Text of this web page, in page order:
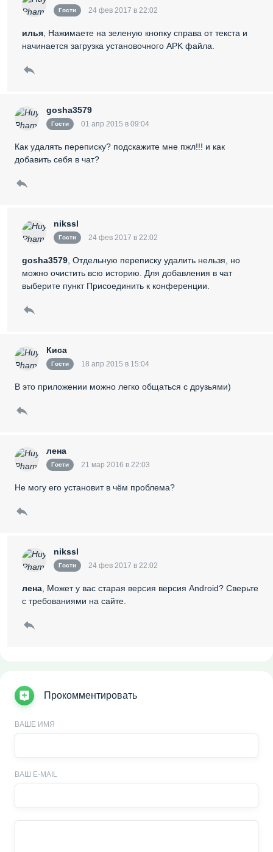
Гости 24 фев 2017 в 22:02
илья , Нажимаете на зеленую кнопку справа от текста и
начинается загрузка установочного APK файла.
gosha3579
Гости 01 апр 2015 в 09:04
Как удалять переписку? подскажите мне пжл!!! и как
добавить себя в чат?
nikssl
Гости 24 фев 2017 в 22:02
gosha3579 , Отдельную переписку удалить нельзя, но
можно очистить всю историю. Для добавления в чат
выберите пункт Присоединить к конференции.
Киса
Гости 18 апр 2015 в 15:04
В это приложении можно легко общаться с друзьями)
лена
Гости 21 мар 2016 в 22:03
Не могу его установит в чём проблема?
nikssl
Гости 24 фев 2017 в 22:02
лена , Может у вас старая версия версия Android? Сверьте
с требованиями на сайте.
Прокомментировать
ВАШЕ ИМЯ
ВАШ E-MAIL